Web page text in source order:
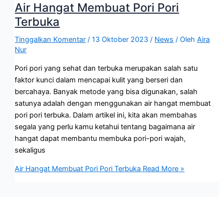
Air Hangat Membuat Pori Pori
Terbuka
Tinggalkan Komentar /13 Oktober 2023/ News / OlehAira
Nur
Pori pori yang sehat dan terbuka merupakan salah satu
faktor kunci dalam mencapai kulit yang berseri dan
bercahaya. Banyak metode yang bisa digunakan, salah
satunya adalah dengan menggunakan air hangat membuat
pori pori terbuka. Dalam artikel ini, kita akan membahas
segala yang perlu kamu ketahui tentang bagaimana air
hangat dapat membantu membuka pori-pori wajah,
sekaligus
Air Hangat Membuat Pori Pori Terbuka Read More »